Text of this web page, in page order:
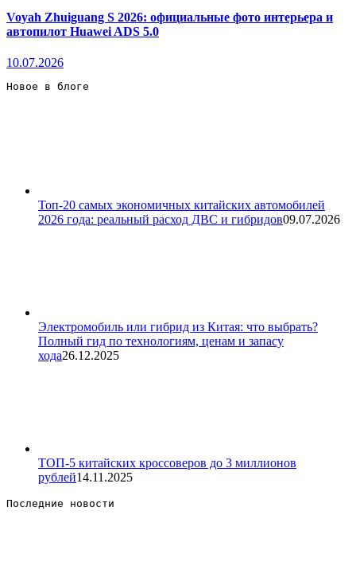
Voyah Zhuiguang S 2026: официальные фото интерьера и
автопилот Huawei ADS 5.0
10.07.2026
Новое в блоге
Топ-20 самых экономичных китайских автомобилей
2026 года: реальный расход ДВС и гибридов09.07.2026
Электромобиль или гибрид из Китая: что выбрать?
Полный гид по технологиям, ценам и запасу
хода26.12.2025
ТОП-5 китайских кроссоверов до 3 миллионов
рублей14.11.2025
Последние новости